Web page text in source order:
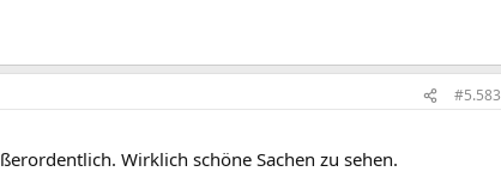
#5.583
Wirklich schöne Sachen zu sehen.